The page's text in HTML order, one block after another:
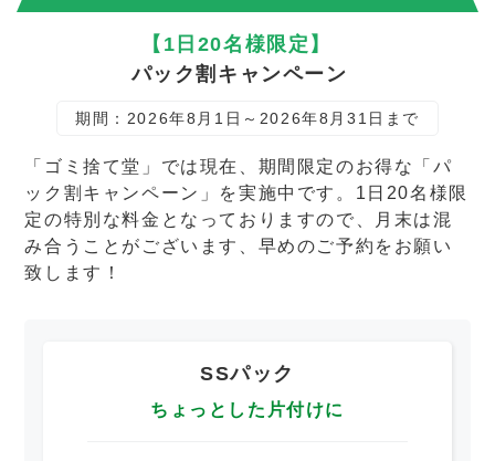
【1日20名様限定】
パック割キャンペーン
期間：2026年8月1日～2026年8月31日まで
「ゴミ捨て堂」では現在、期間限定のお得な「パ
ック割キャンペーン」を実施中です。1日20名様限
定の特別な料金となっておりますので、月末は混
み合うことがございます、早めのご予約をお願い
致します！
SSパック
ちょっとした片付けに